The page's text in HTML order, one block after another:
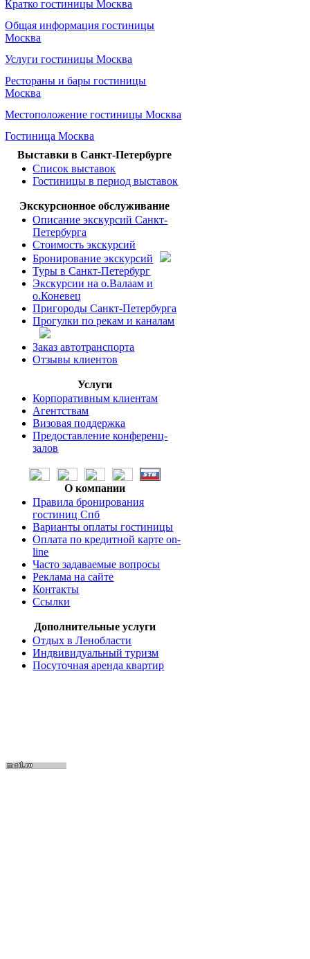
Кратко гостиницы Москва
Общая информация гостиницы
Москва
Услуги гостиницы Москва
Рестораны и бары гостиницы
Москва
Местоположение гостиницы Москва
Гостиница Москва
Выставки в Санкт-Петербурге
Список выставок
Гостиницы в период выставок
Экскурсионное обслуживание
Описание экскурсий Санкт-
Петербурга
Стоимость экскурсий
Бронирование экскурсий
Туры в Санкт-Петербург
Экскурсии на о.Валаам и
о.Коневец
Пригороды Санкт-Петербурга
Прогулки по рекам и каналам
Заказ автотранспорта
Отзывы клиентов
Услуги
Корпоративным клиентам
Агентствам
Визовая поддержка
Предоставление конференц-
залов
О компании
Правила бронирования
гостиниц Спб
Варианты оплаты гостиницы
Оплата по кредитной карте on-
line
Часто задаваемые вопросы
Реклама на сайте
Контакты
Ссылки
Дополнительные услуги
Отдых в Ленобласти
Индвивидуальный туризм
Посуточная аренда квартир